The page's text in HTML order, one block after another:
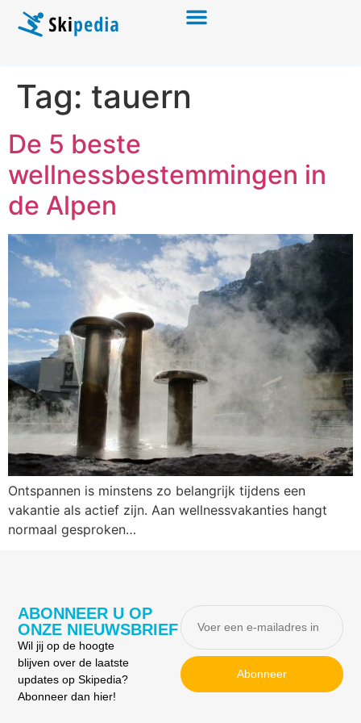
Tag: tauern
De 5 beste
wellnessbestemmingen in
de Alpen
Ontspannen is minstens zo belangrijk tijdens een
vakantie als actief zijn. Aan wellnessvakanties hangt
normaal gesproken…
ABONNEER U OP
ONZE NIEUWSBRIEF
Wil jij op de hoogte
blijven over de laatste
updates op Skipedia?
Abonneer dan hier!
Abonneer